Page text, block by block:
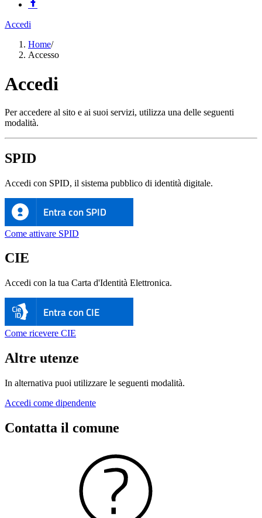
Accedi
Home/
Accesso
Accedi
Per accedere al sito e ai suoi servizi, utilizza una delle seguenti
modalità.
SPID
Accedi con SPID, il sistema pubblico di identità digitale.
Entra con SPID
Come attivare SPID
CIE
Accedi con la tua Carta d'Identità Elettronica.
Entra con CIE
Come ricevere CIE
Altre utenze
In alternativa puoi utilizzare le seguenti modalità.
Accedi come dipendente
Contatta il comune